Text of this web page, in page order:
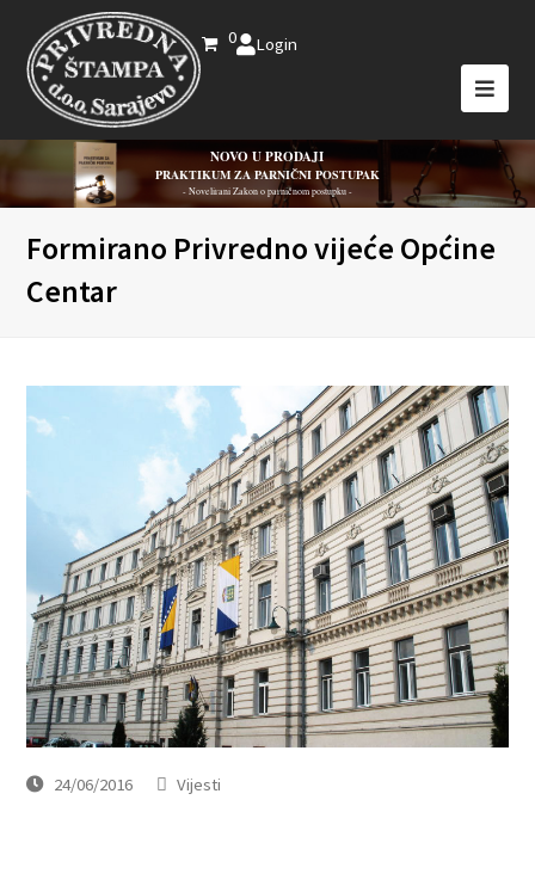
0 Login
NOVO U PRODAJI
PRAKTIKUM ZA PARNIČNI POSTUPAK
- Novelirani Zakon o parničnom postupku -
Formirano Privredno vijeće Općine
Centar
24/06/2016 Vijesti